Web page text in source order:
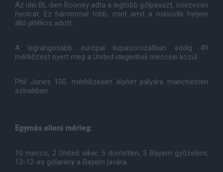
Az idei BL-ben Rooney adta a legtöbb gólpasszt, összesen
nyolcat. Ez hárommal több, mint amit a második helyen
álló játékos adott.
A legrangosabb európai kupasorozatban eddig 49
mérkõzést nyert meg a United idegenbeli meccsei közül.
Phil Jones 100. mérkõzésén léphet pályára manchesteri
színekben.
Egymás elleni mérleg:
10 meccs, 2 United siker, 5 döntetlen, 3 Bayern gyõzelem,
13-12-es gólarány a Bayern javára.